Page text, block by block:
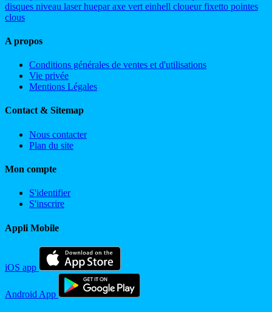
disques niveau laserhueparaxe vert einhell cloueurfixetto pointes
clous
A propos
Conditions générales de ventes et d'utilisations
Vie privée
Mentions Légales
Contact & Sitemap
Nous contacter
Plan du site
Mon compte
S'identifier
S'inscrire
Appli Mobile
iOS app
Android App